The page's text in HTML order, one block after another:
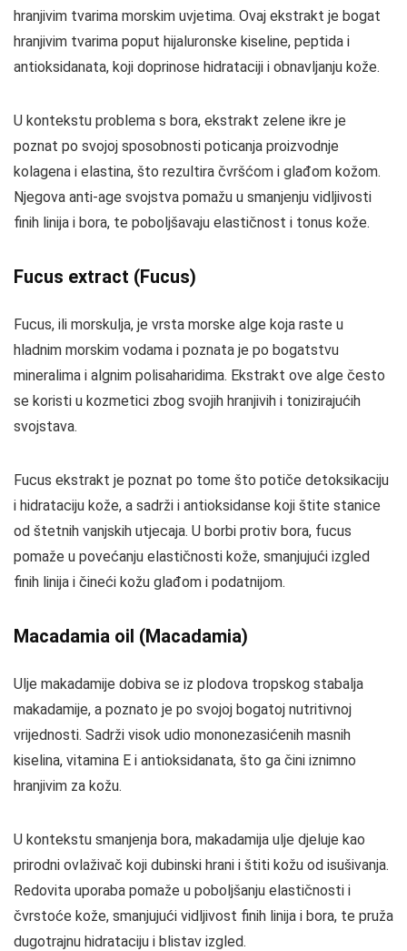
hranjivim tvarima morskim uvjetima. Ovaj ekstrakt je bogat
hranjivim tvarima poput hijaluronske kiseline, peptida i
antioksidanata, koji doprinose hidrataciji i obnavljanju kože.
U kontekstu problema s bora, ekstrakt zelene ikre je
poznat po svojoj sposobnosti poticanja proizvodnje
kolagena i elastina, što rezultira čvršćom i glađom kožom.
Njegova anti-age svojstva pomažu u smanjenju vidljivosti
finih linija i bora, te poboljšavaju elastičnost i tonus kože.
Fucus extract (Fucus)
Fucus, ili morskulja, je vrsta morske alge koja raste u
hladnim morskim vodama i poznata je po bogatstvu
mineralima i algnim polisaharidima. Ekstrakt ove alge često
se koristi u kozmetici zbog svojih hranjivih i tonizirajućih
svojstava.
Fucus ekstrakt je poznat po tome što potiče detoksikaciju
i hidrataciju kože, a sadrži i antioksidanse koji štite stanice
od štetnih vanjskih utjecaja. U borbi protiv bora, fucus
pomaže u povećanju elastičnosti kože, smanjujući izgled
finih linija i čineći kožu glađom i podatnijom.
Macadamia oil (Macadamia)
Ulje makadamije dobiva se iz plodova tropskog stabalja
makadamije, a poznato je po svojoj bogatoj nutritivnoj
vrijednosti. Sadrži visok udio mononezasićenih masnih
kiselina, vitamina E i antioksidanata, što ga čini iznimno
hranjivim za kožu.
U kontekstu smanjenja bora, makadamija ulje djeluje kao
prirodni ovlaživač koji dubinski hrani i štiti kožu od isušivanja.
Redovita uporaba pomaže u poboljšanju elastičnosti i
čvrstoće kože, smanjujući vidljivost finih linija i bora, te pruža
dugotrajnu hidrataciju i blistav izgled.